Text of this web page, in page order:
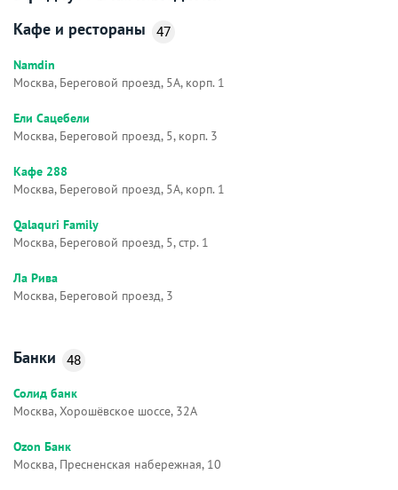
Кафе и рестораны 47
Namdin
Москва, Береговой проезд, 5А, корп. 1
Ели Сацебели
Москва, Береговой проезд, 5, корп. 3
Кафе 288
Москва, Береговой проезд, 5А, корп. 1
Qalaquri Family
Москва, Береговой проезд, 5, стр. 1
Ла Рива
Москва, Береговой проезд, 3
Банки 48
Солид банк
Москва, Хорошёвское шоссе, 32А
Ozon Банк
Москва, Пресненская набережная, 10